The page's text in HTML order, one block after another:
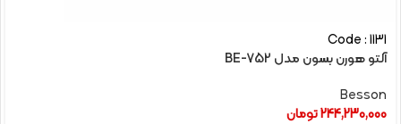
Code : 1131
آلتو هورن بسون مدل BE-752
Besson
244,230,000تومان